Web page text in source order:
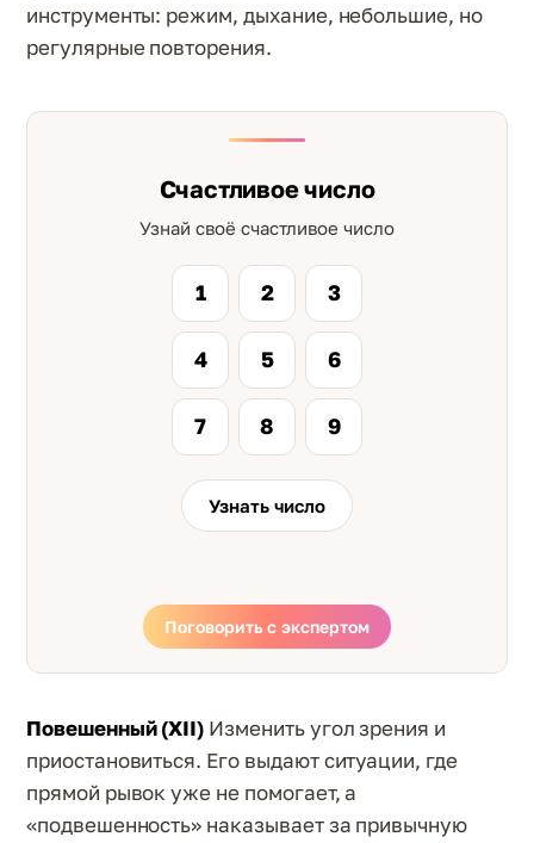
инструменты: режим, дыхание, небольшие, но
регулярные повторения.
Счастливое число
Узнай своё счастливое число
1 2 3
4 5 6
7 8 9
Узнать число
Поговорить с экспертом
Повешенный (XII) Изменить угол зрения и
приостановиться. Его выдают ситуации, где
прямой рывок уже не помогает, а
«подвешенность» наказывает за привычную